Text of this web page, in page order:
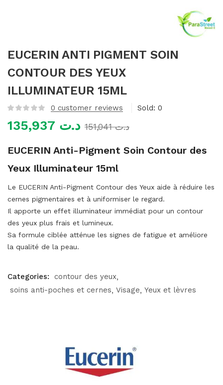
EUCERIN ANTI PIGMENT SOIN
CONTOUR DES YEUX
ILLUMINATEUR 15ML
0 customer reviews Sold: 0
د.ت د.ت151,041
EUCERIN Anti-Pigment Soin Contour des
Yeux Illuminateur 15ml
Le EUCERIN Anti-Pigment Contour des Yeux aide à réduire les
cernes pigmentaires et à uniformiser le regard.
Il apporte un effet illuminateur immédiat pour un contour
des yeux plus frais et lumineux.
Sa formule ciblée atténue les signes de fatigue et améliore
la qualité de la peau.
Categories:
contour des yeux
soins anti-poches et cernes Visage Yeux et lèvres